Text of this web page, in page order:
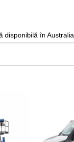
în Australia.